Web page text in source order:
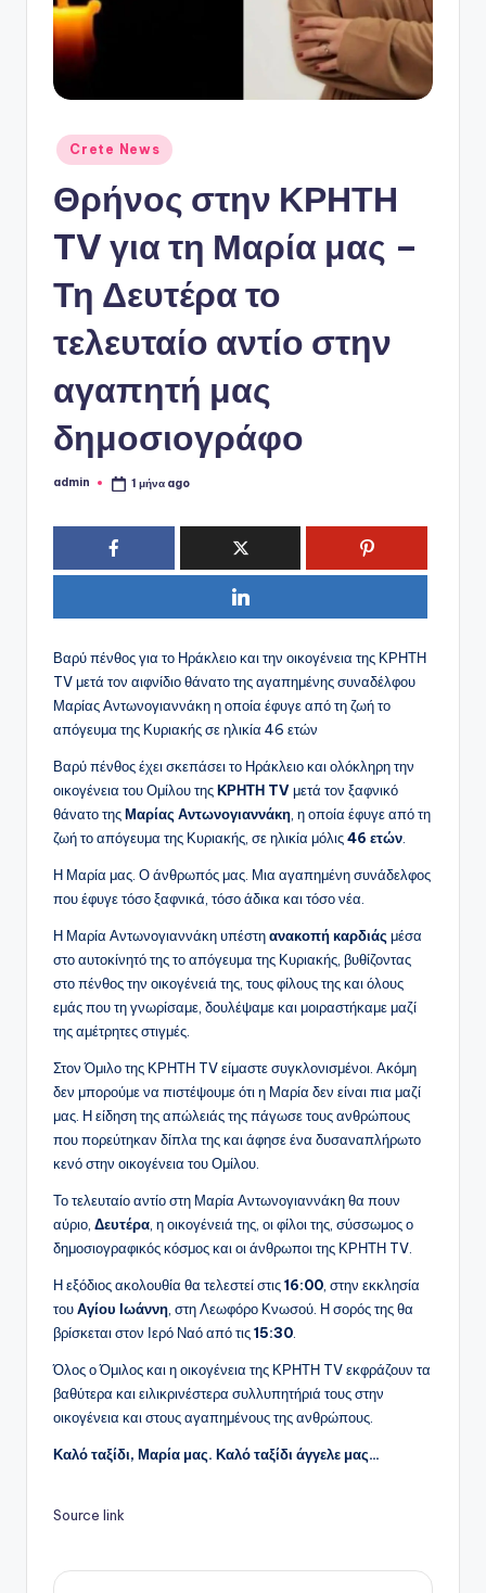
P
o
Αναρτήθηκε
σε
Crete News
Θρήνος στην ΚΡΗΤΗ
TV για τη Μαρία μας –
Τη Δευτέρα το
τελευταίο αντίο στην
αγαπητή μας
δημοσιογράφο
Συγγραφέας:
admin 1 μήνα ago
Βαρύ πένθος για το Ηράκλειο και την οικογένεια της ΚΡΗΤΗ
TV μετά τον αιφνίδιο θάνατο της αγαπημένης συναδέλφου
Μαρίας Αντωνογιαννάκη η οποία έφυγε από τη ζωή το
απόγευμα της Κυριακής σε ηλικία 46 ετών
Βαρύ πένθος έχει σκεπάσει το Ηράκλειο και ολόκληρη την
οικογένεια του Ομίλου τηςΚΡΗΤΗ TVμετά τον ξαφνικό
θάνατο τηςΜαρίας Αντωνογιαννάκη , η οποία έφυγε από τη
ζωή το απόγευμα της Κυριακής, σε ηλικία μόλις46 ετών
Η Μαρία μας. Ο άνθρωπός μας. Μια αγαπημένη συνάδελφος
που έφυγε τόσο ξαφνικά, τόσο άδικα και τόσο νέα.
Η Μαρία Αντωνογιαννάκη υπέστηανακοπή καρδιάς μέσα
στο αυτοκίνητό της το απόγευμα της Κυριακής, βυθίζοντας
στο πένθος την οικογένειά της, τους φίλους της και όλους
εμάς που τη γνωρίσαμε, δουλέψαμε και μοιραστήκαμε μαζί
της αμέτρητες στιγμές.
Στον Όμιλο της ΚΡΗΤΗ TV είμαστε συγκλονισμένοι. Ακόμη
δεν μπορούμε να πιστέψουμε ότι η Μαρία δεν είναι πια μαζί
μας. Η είδηση της απώλειάς της πάγωσε τους ανθρώπους
που πορεύτηκαν δίπλα της και άφησε ένα δυσαναπλήρωτο
κενό στην οικογένεια του Ομίλου.
Το τελευταίο αντίο στη Μαρία Αντωνογιαννάκη θα πουν
αύριο, Δευτέρα , η οικογένειά της, οι φίλοι της, σύσσωμος ο
δημοσιογραφικός κόσμος και οι άνθρωποι της ΚΡΗΤΗ TV.
Η εξόδιος ακολουθία θα τελεστεί στις16:00 , στην εκκλησία
τουΑγίου Ιωάννη , στη Λεωφόρο Κνωσού. Η σορός της θα
βρίσκεται στον Ιερό Ναό από τις15:30
Όλος ο Όμιλος και η οικογένεια της ΚΡΗΤΗ TV εκφράζουν τα
βαθύτερα και ειλικρινέστερα συλλυπητήριά τους στην
οικογένεια και στους αγαπημένους της ανθρώπους.
Καλό ταξίδι, Μαρία μας. Καλό ταξίδι άγγελε μας…
Source link